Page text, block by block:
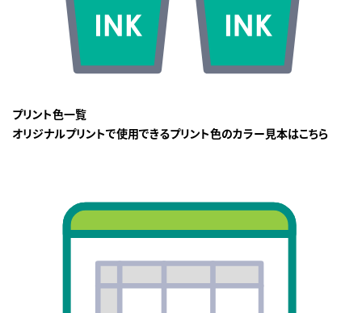
プリント色一覧
オリジナルプリントで使用できるプリント色のカラー見本はこちら